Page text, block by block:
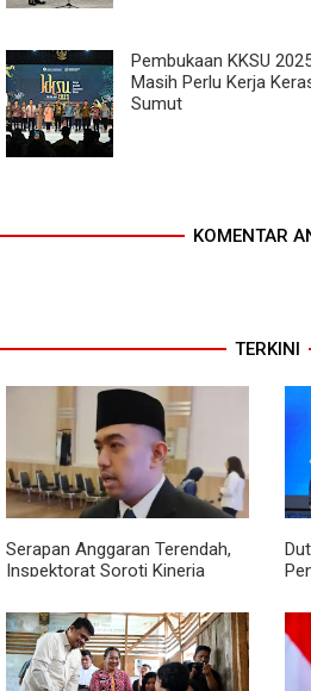
Pembukaan KKSU
Masih Perlu Kerja
Sumut
KOMENTAR
TERKINI
Serapan Anggaran Terendah,
Inspektorat Soroti Kinerja